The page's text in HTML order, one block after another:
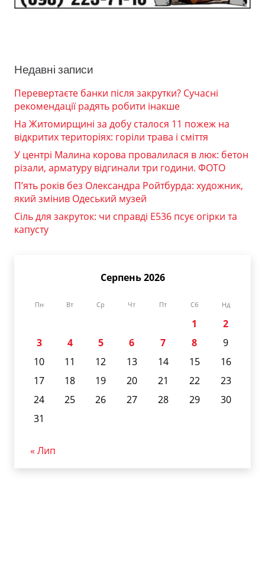
Недавні записи
Перевертаєте банки після закрутки? Сучасні
рекомендації радять робити інакше
На Житомирщині за добу сталося 11 пожеж на
відкритих територіях: горіли трава і сміття
У центрі Малина корова провалилася в люк: бетон
різали, арматуру відгинали три години. ФОТО
П’ять років без Олександра Ройтбурда: художник,
який змінив Одеський музей
Сіль для закруток: чи справді Е536 псує огірки та
капусту
Серпень 2026
Пн Вт Ср Чт Пт Сб Нд
1
2
3
4 5 6 7 8
9
10
11 12 13 14 15
16
17
18 19 20 21 22
23
24
25 26 27 28 29
30
31
« Лип